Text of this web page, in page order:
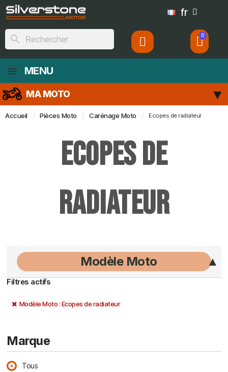
fr
search
MENU
MA MOTO
Accueil Pièces Moto Carénage Moto Ecopes de radiateur
Ecopes de
radiateur
Modèle Moto
Filtres actifs
Modèle Moto : Ecopes de radiateur
Marque
Tous